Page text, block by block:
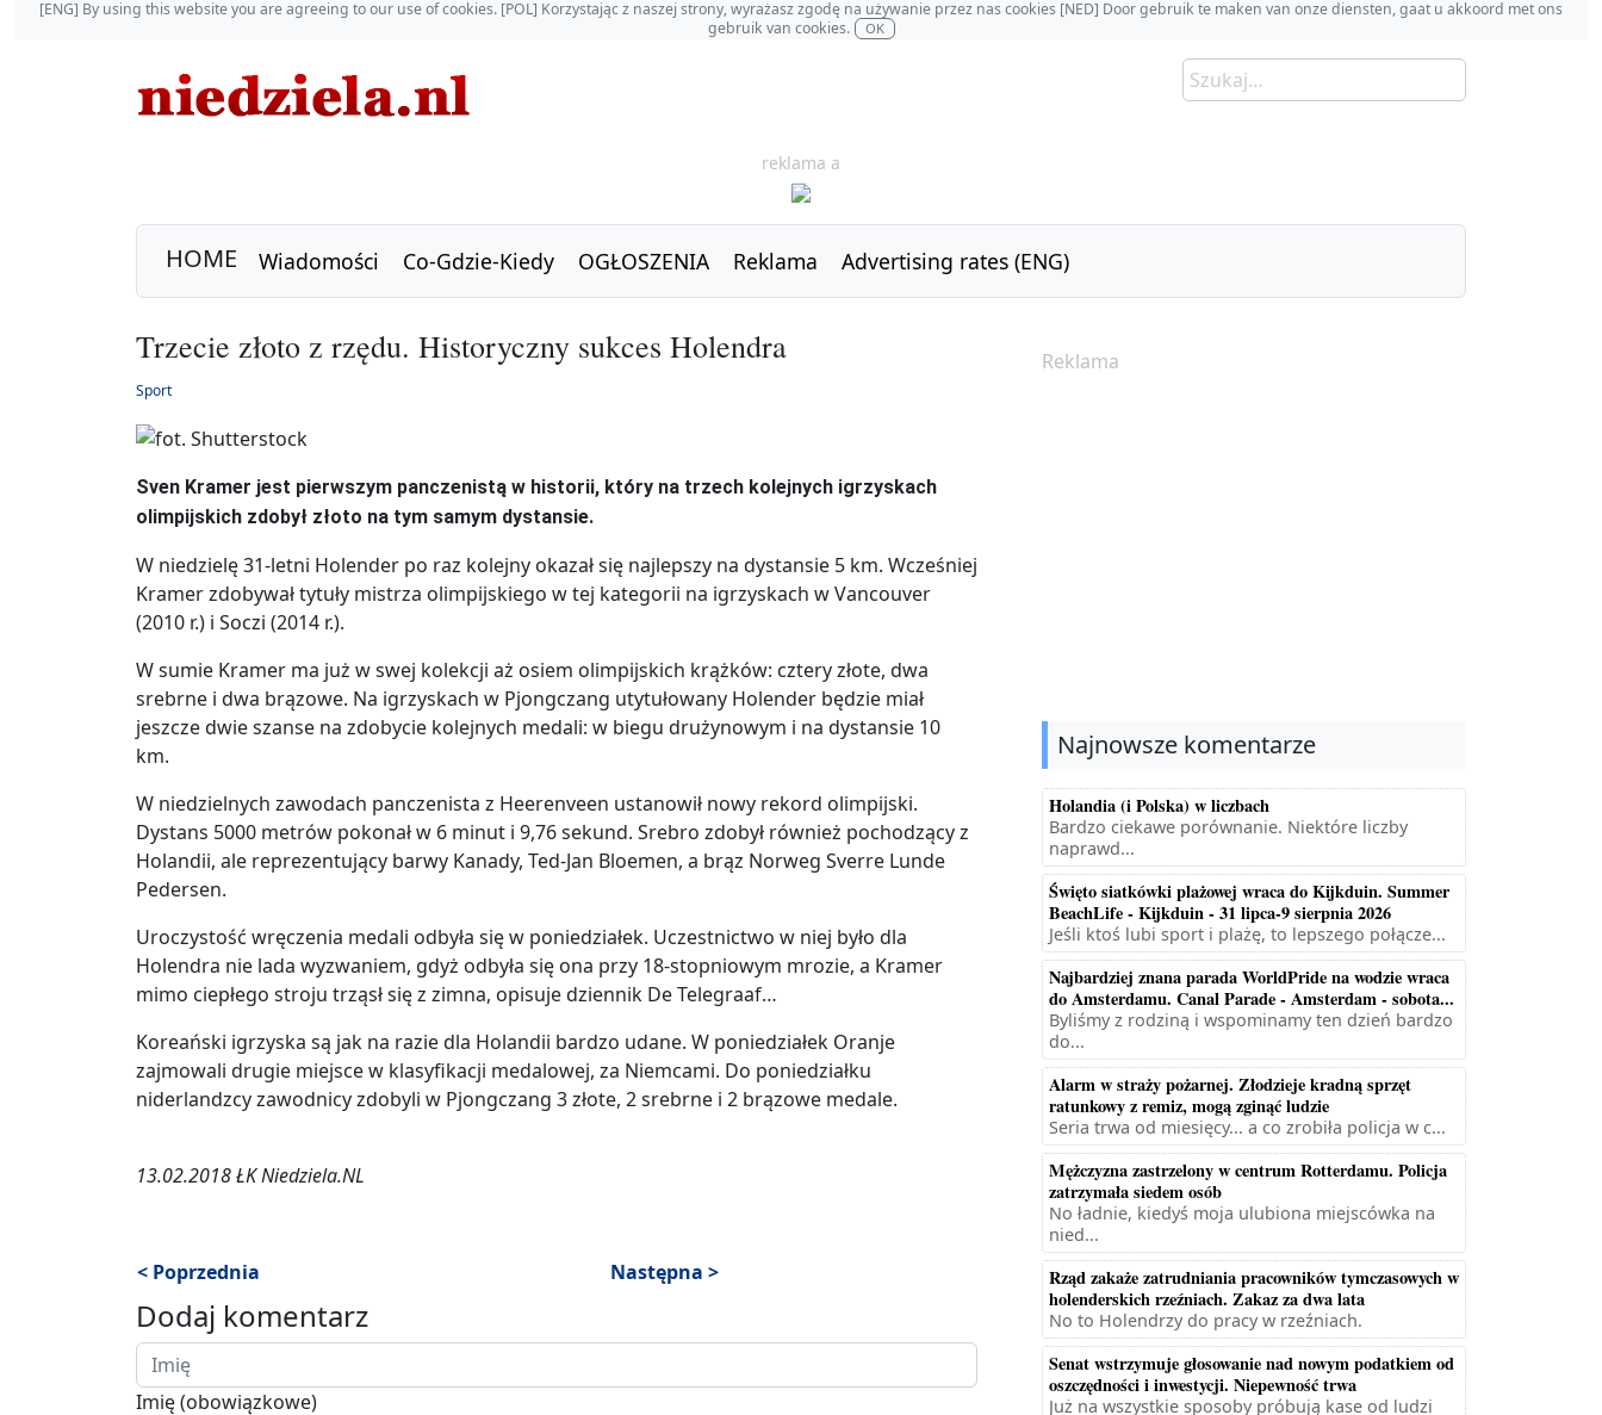
[ENG] By using this website you are agreeing to our use of cookies. [POL] Korzystając z naszej strony, wyrażasz zgodę na używanie przez nas cookies [NED] Door gebruik te maken van onze diensten, gaat u akkoord met ons
gebruik van cookies.
OK
reklama a
HOME Wiadomości Co-Gdzie-Kiedy OGŁOSZENIA Reklama Advertising rates (ENG)
Trzecie złoto z rzędu. Historyczny sukces Holendra
Sport
Sven Kramer jest pierwszym panczenistą w historii, który na trzech kolejnych igrzyskach
olimpijskich zdobył złoto na tym samym dystansie.
W niedzielę 31-letni Holender po raz kolejny okazał się najlepszy na dystansie 5 km. Wcześniej
Kramer zdobywał tytuły mistrza olimpijskiego w tej kategorii na igrzyskach w Vancouver
(2010 r.) i Soczi (2014 r.).
W sumie Kramer ma już w swej kolekcji aż osiem olimpijskich krążków: cztery złote, dwa
srebrne i dwa brązowe. Na igrzyskach w Pjongczang utytułowany Holender będzie miał
jeszcze dwie szanse na zdobycie kolejnych medali: w biegu drużynowym i na dystansie 10
km.
W niedzielnych zawodach panczenista z Heerenveen ustanowił nowy rekord olimpijski.
Dystans 5000 metrów pokonał w 6 minut i 9,76 sekund. Srebro zdobył również pochodzący z
Holandii, ale reprezentujący barwy Kanady, Ted-Jan Bloemen, a brąz Norweg Sverre Lunde
Pedersen.
Uroczystość wręczenia medali odbyła się w poniedziałek. Uczestnictwo w niej było dla
Holendra nie lada wyzwaniem, gdyż odbyła się ona przy 18-stopniowym mrozie, a Kramer
mimo ciepłego stroju trząsł się z zimna, opisuje dziennik De Telegraaf…
Koreański igrzyska są jak na razie dla Holandii bardzo udane. W poniedziałek Oranje
zajmowali drugie miejsce w klasyfikacji medalowej, za Niemcami. Do poniedziałku
niderlandzcy zawodnicy zdobyli w Pjongczang 3 złote, 2 srebrne i 2 brązowe medale.
13.02.2018 ŁK Niedziela.NL
< Poprzednia Następna >
Dodaj komentarz
Imię (obowiązkowe)
Reklama
Najnowsze komentarze
Holandia (i Polska) w liczbach
Bardzo ciekawe porównanie. Niektóre liczby
naprawd...
Święto siatkówki plażowej wraca do Kijkduin. Summer
BeachLife - Kijkduin - 31 lipca-9 sierpnia 2026
Jeśli ktoś lubi sport i plażę, to lepszego połącze...
Najbardziej znana parada WorldPride na wodzie wraca
do Amsterdamu. Canal Parade - Amsterdam - sobota...
Byliśmy z rodziną i wspominamy ten dzień bardzo
do...
Alarm w straży pożarnej. Złodzieje kradną sprzęt
ratunkowy z remiz, mogą zginąć ludzie
Seria trwa od miesięcy... a co zrobiła policja w c...
Mężczyzna zastrzelony w centrum Rotterdamu. Policja
zatrzymała siedem osób
No ładnie, kiedyś moja ulubiona miejscówka na
nied...
Rząd zakaże zatrudniania pracowników tymczasowych w
holenderskich rzeźniach. Zakaz za dwa lata
No to Holendrzy do pracy w rzeźniach.
Senat wstrzymuje głosowanie nad nowym podatkiem od
oszczędności i inwestycji. Niepewność trwa
Już na wszystkie sposoby próbują kase od ludzi